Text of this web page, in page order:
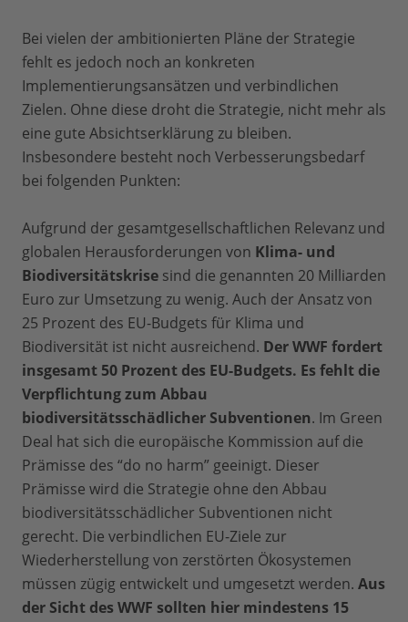
Bei vielen der ambitionierten Pläne der Strategie
fehlt es jedoch noch an konkreten
Implementierungsansätzen und verbindlichen
Zielen. Ohne diese droht die Strategie, nicht mehr als
eine gute Absichtserklärung zu bleiben.
Insbesondere besteht noch Verbesserungsbedarf
bei folgenden Punkten:
Aufgrund der gesamtgesellschaftlichen Relevanz und
globalen Herausforderungen von Klima- und
Biodiversitätskrise sind die genannten 20 Milliarden
Euro zur Umsetzung zu wenig. Auch der Ansatz von
25 Prozent des EU-Budgets für Klima und
Biodiversität ist nicht ausreichend. Der WWF fordert
insgesamt 50 Prozent des EU-Budgets. Es fehlt die
Verpflichtung zum Abbau
biodiversitätsschädlicher Subventionen. Im Green
Deal hat sich die europäische Kommission auf die
Prämisse des “do no harm” geeinigt. Dieser
Prämisse wird die Strategie ohne den Abbau
biodiversitätsschädlicher Subventionen nicht
gerecht. Die verbindlichen EU-Ziele zur
Wiederherstellung von zerstörten Ökosystemen
müssen zügig entwickelt und umgesetzt werden. Aus
der Sicht des WWF sollten hier mindestens 15